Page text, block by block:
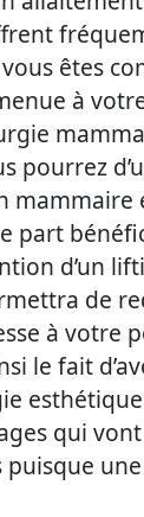
êtes
à
pourrez
mammaire
part
d’un
de
à votre
le fait
qui